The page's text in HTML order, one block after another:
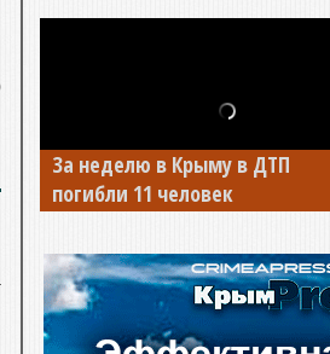
За неделю в Крыму в ДТП
погибли 11 человек
В Джанкое водитель ВАЗа сбил
двух детей на «зебре»